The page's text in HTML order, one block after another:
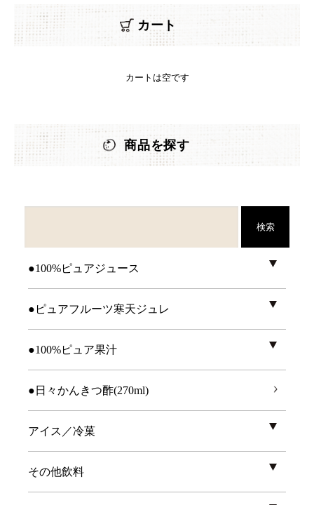
カート
カートは空です
商品を探す
検索
●100%ピュアジュース
●ピュアフルーツ寒天ジュレ
●100%ピュア果汁
●日々かんきつ酢(270ml)
アイス／冷菓
その他飲料